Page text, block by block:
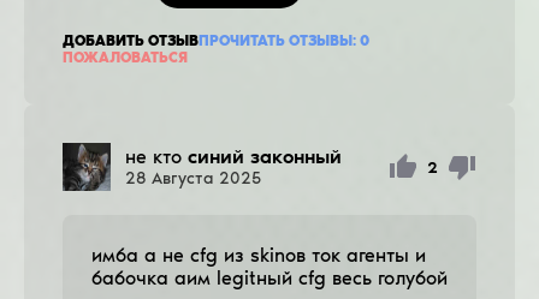
ДОБАВИТЬ ОТЗЫВПРОЧИТАТЬ ОТЗЫВЫ: 0
ПОЖАЛОВАТЬСЯ
не кто синий законный
28 Августа 2025
2
имба а не cfg из skinов ток агенты и
бабочка аим legitный cfg весь голубой